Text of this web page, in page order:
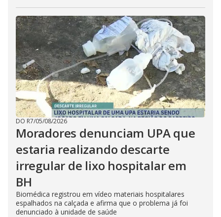
DO R7/05/08/2026
Moradores denunciam UPA que
estaria realizando descarte
irregular de lixo hospitalar em
BH
Biomédica registrou em vídeo materiais hospitalares
espalhados na calçada e afirma que o problema já foi
denunciado à unidade de saúde